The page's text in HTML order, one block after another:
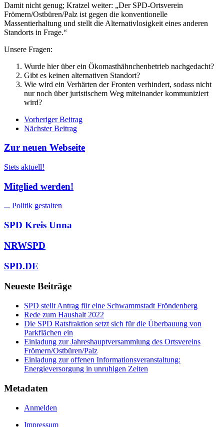
Damit nicht genug; Kratzel weiter: „Der SPD-Ortsverein
Frömern/Ostbüren/Palz ist gegen die konventionelle
Massentierhaltung und stellt die Alternativlosigkeit eines anderen
Standorts in Frage.“
Unsere Fragen:
Wurde hier über ein Ökomasthähnchenbetrieb nachgedacht?
Gibt es keinen alternativen Standort?
Wie wird ein Verhärten der Fronten verhindert, sodass nicht
nur noch über juristischem Weg miteinander kommuniziert
wird?
Beitrags
Navigation
Vorheriger Beitrag
Nächster Beitrag
Zur neuen Webseite
Stets aktuell!
Mitglied werden!
... Politik gestalten
SPD Kreis Unna
NRWSPD
SPD.DE
Neueste Beiträge
SPD stellt Antrag für eine Schwammstadt Fröndenberg
Rede zum Haushalt 2022
Die SPD Ratsfraktion setzt sich für die Überbauung von
Parkflächen ein
Einladung zur Jahreshauptversammlung des Ortsvereins
Frömern/Ostbüren/Palz
Einladung zur offenen Informationsveranstaltung:
Energieversorgung in unruhigen Zeiten
Metadaten
Anmelden
Impressum